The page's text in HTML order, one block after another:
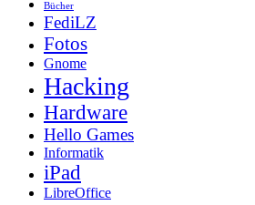
Bücher
FediLZ
Fotos
Gnome
Hacking
Hardware
Hello Games
Informatik
iPad
LibreOffice